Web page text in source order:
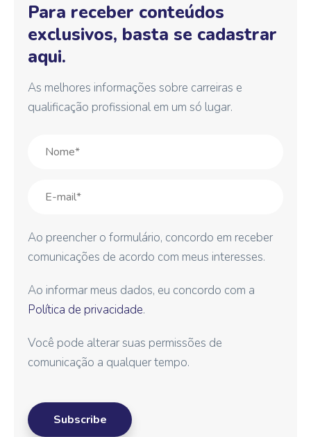
Para receber conteúdos
exclusivos, basta se cadastrar
aqui.
As melhores informações sobre carreiras e
qualificação profissional em um só lugar.
Ao preencher o formulário, concordo em receber
comunicações de acordo com meus interesses.
Ao informar meus dados, eu concordo com a
Política de privacidade.
Você pode alterar suas permissões de
comunicação a qualquer tempo.